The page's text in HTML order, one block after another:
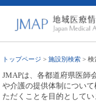
トップページ >施設別検索 > 検
JMAPは、各都道府県医師
や介護の提供体制につい
ただくことを目的としてい